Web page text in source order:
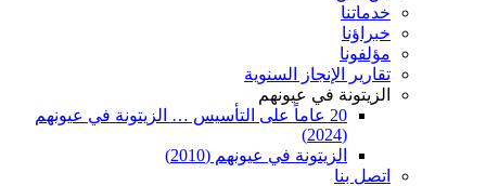
خدماتنا
خبراؤنا
مؤلفونا
تقارير الإنجاز السنوية
الزيتونة في عيونهم
20 عاماً على التأسيس … الزيتونة في عيونهم
(2024)
الزيتونة في عيونهم (2010)
اتصل بنا